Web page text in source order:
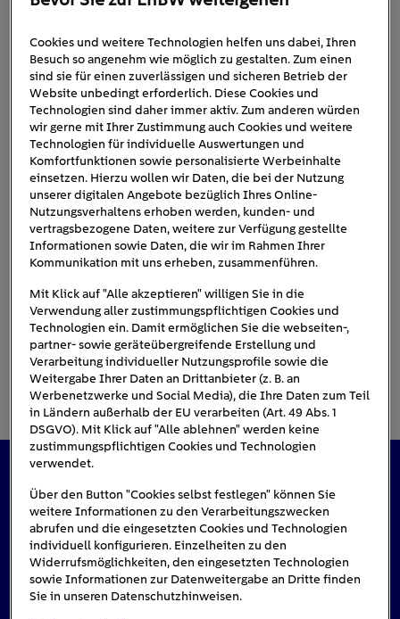
energielabel
Das könnte Sie auch interessieren
Cookies und weitere Technologien helfen uns dabei, Ihren
Besuch so angenehm wie möglich zu gestalten. Zum einen
sind sie für einen zuverlässigen und sicheren Betrieb der
Website unbedingt erforderlich. Diese Cookies und
Technologien sind daher immer aktiv. Zum anderen würden
wir gerne mit Ihrer Zustimmung auch Cookies und weitere
Technologien für individuelle Auswertungen und
Komfortfunktionen sowie personalisierte Werbeinhalte
einsetzen. Hierzu wollen wir Daten, die bei der Nutzung
unserer digitalen Angebote bezüglich Ihres Online-
Nutzungsverhaltens erhoben werden, kunden- und
vertragsbezogene Daten, weitere zur Verfügung gestellte
Informationen sowie Daten, die wir im Rahmen Ihrer
Kommunikation mit uns erheben, zusammenführen.
Mit Klick auf "Alle akzeptieren" willigen Sie in die
Verwendung aller zustimmungspflichtigen Cookies und
Technologien ein. Damit ermöglichen Sie die webseiten-,
partner- sowie geräteübergreifende Erstellung und
Verarbeitung individueller Nutzungsprofile sowie die
Weitergabe Ihrer Daten an Drittanbieter (z. B. an
Werbenetzwerke und Social Media), die Ihre Daten zum Teil
in Ländern außerhalb der EU verarbeiten (Art. 49 Abs. 1
DSGVO). Mit Klick auf "Alle ablehnen" werden keine
zustimmungspflichtigen Cookies und Technologien
verwendet.
Über den Button "Cookies selbst festlegen" können Sie
weitere Informationen zu den Verarbeitungszwecken
abrufen und die eingesetzten Cookies und Technologien
individuell konfigurieren. Einzelheiten zu den
Widerrufsmöglichkeiten, den eingesetzten Technologien
sowie Informationen zur Datenweitergabe an Dritte finden
Sie in unseren Datenschutzhinweisen.